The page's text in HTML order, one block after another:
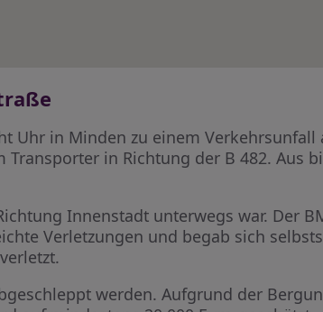
Uhr in Minden zu einem Verkehrsunfall
in Richtung der B 482. Aus
Innenstadt unterwegs war. Der
Verletzungen und begab sich
werden. Aufgrund der